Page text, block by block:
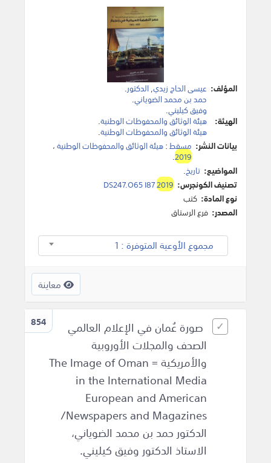
المؤلف: عيسى الحاج زيدي,الدكتور.
حمد بن محمد الضوياني.
وفيق كيليني.
الهيئة: هيئة الوثائق والمحفوظات الوطنية.
هيئة الوثائق والمحفوظات الوطنية.
بيانات النشر: مسقط:هيئة الوثائق والمحفوظات الوطنية،
2019
.
المواضيع: تاريخ.
تصنيف الكونجرس:
DS247.O65 I872019
نوع المادة: كتب
المصدر: فرع الرستاق
مجموع الأوعية المتوفرة : 1
معاينة
854
صورة عُمان في الإعلام العالمي
الصحف والمجلات الأوروبية
والأمريكية = The Image of Oman
in the International Media
European and American
Newspapers and Magazines/
الدكتور حمد بن محمد الضوياني،
الاستاذ الدكتور وفيق كيليني.